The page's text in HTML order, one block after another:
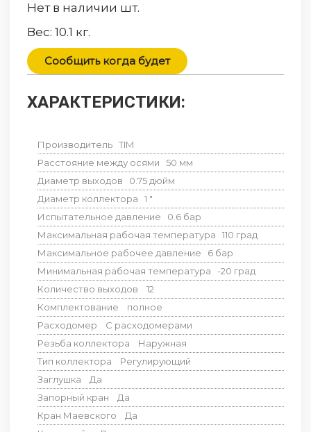
Нет в наличии шт.
Вес:10.1 кг.
Сообщить когда будет
ХАРАКТЕРИСТИКИ:
Производитель TIM
Расстояние между осями
50 мм
Диаметр выходов
0.75 дюйм
Диаметр коллектора
1 "
Испытательное давление
0.6 бар
Максимальная рабочая температура
110 град
Максимальное рабочее давление
6 бар
Минимальная рабочая температура
-20 град
Количество выходов
12
Комплектование
полное
Расходомер
С расходомерами
Резьба коллектора
Наружная
Тип коллектора
Регулирующий
Заглушка
Да
Запорный кран
Да
Кран Маевского
Да